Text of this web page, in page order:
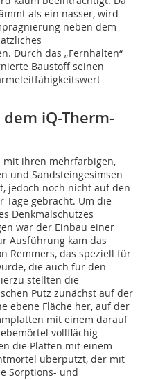
als ein nasser, wird
neben dem
Durch das „Fernhalten“
Baustoff seinen
iQ-Therm-
mit ihren mehrfarbigen,
und Sandsteingesimsen
jedoch noch nicht auf den
Tage gebracht. Um die
Denkmalschutzes
war der Einbau einer
Ausführung kam das
Remmers, das speziell für
die auch für den
stellten die
Putz zunächst auf der
ebene Fläche her, auf der
mit einem darauf
vollflächig
die Platten mit einem
überputzt, der mit
Sorptions- und